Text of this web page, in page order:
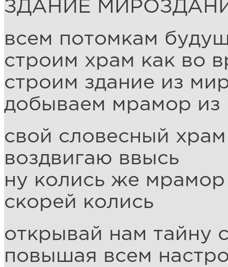
ЗДАНИЕ
всем потомкам
строим храм как во
строим здание из
добываем мрамор
свой словесный храм
воздвигаю ввысь
ну колись же мрамор
скорей колись
открывай нам тайну
повышая всем